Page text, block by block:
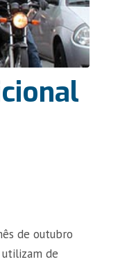
de outubro
de